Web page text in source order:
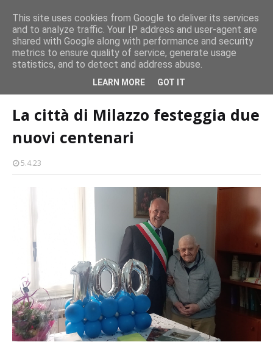
Milazzo 28ª Sagra del Pesce a Vaccarella: il programma
EVENTI
cultura-societa La città di Milazzo festeggia due nuovi
La città di Milazzo festeggia due
nuovi centenari
5.4.23
This site uses cookies from Google to deliver its services
and to analyze traffic. Your IP address and user-agent are
shared with Google along with performance and security
metrics to ensure quality of service, generate usage
statistics, and to detect and address abuse.
LEARN MORE GOT IT